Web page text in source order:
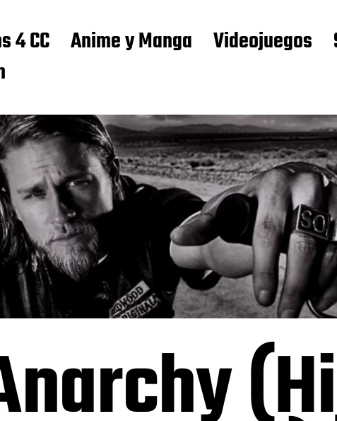
4 CC Anime y Manga Videojuegos